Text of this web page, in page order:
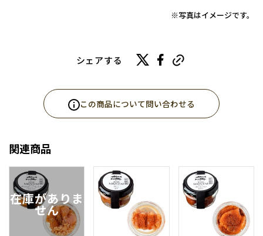
※写真はイメージです。
シェアする
この商品について問い合わせる
関連商品